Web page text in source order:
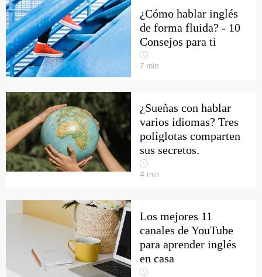
¿Cómo hablar inglés
de forma fluida? - 10
Consejos para ti
7 min
¿Sueñas con hablar
varios idiomas? Tres
políglotas comparten
sus secretos.
4 min
Los mejores 11
canales de YouTube
para aprender inglés
en casa